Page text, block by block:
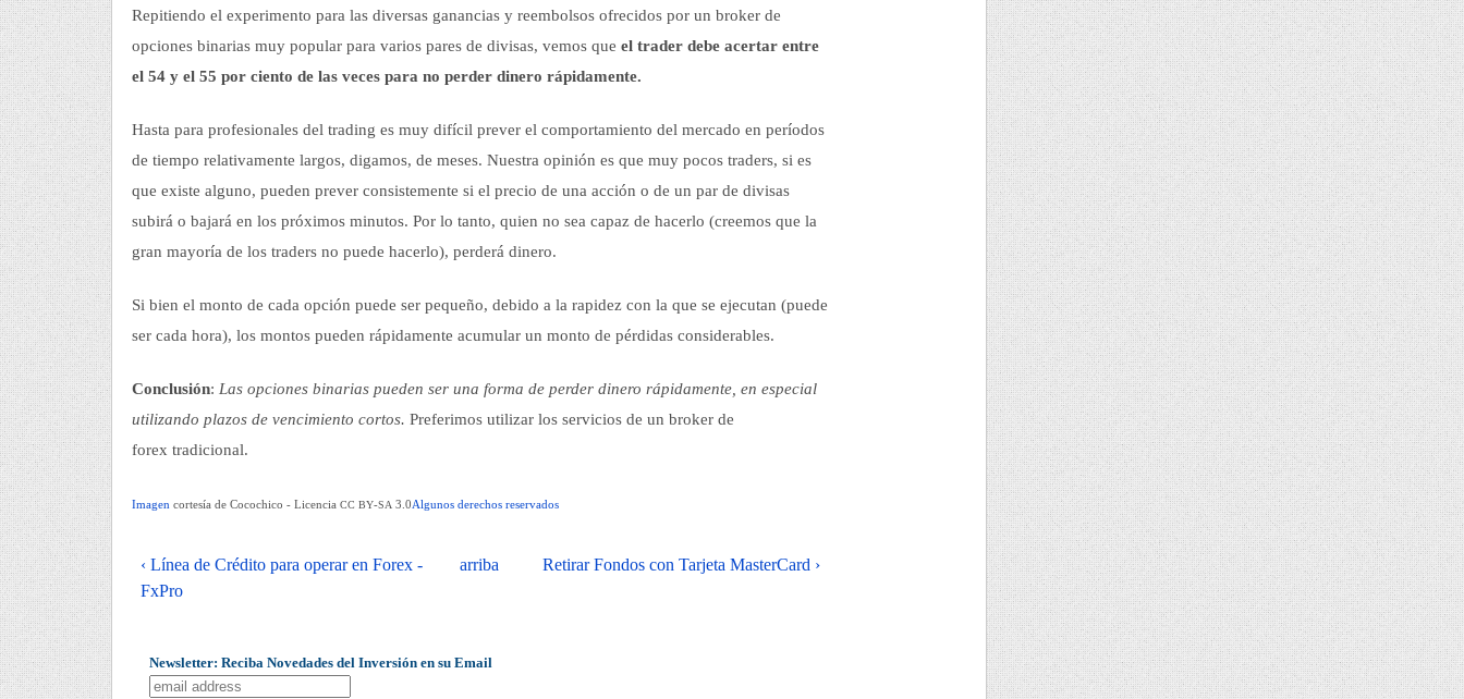
Repitiendo el experimento para las diversas ganancias y reembolsos ofrecidos por un broker de
opciones binarias muy popular para varios pares de divisas, vemos que el trader debe acertar entre
el 54 y el 55 por ciento de las veces para no perder dinero rápidamente.
Hasta para profesionales del trading es muy difícil prever el comportamiento del mercado en períodos
de tiempo relativamente largos, digamos, de meses. Nuestra opinión es que muy pocos traders, si es
que existe alguno, pueden prever consistemente si el precio de una acción o de un par de divisas
subirá o bajará en los próximos minutos. Por lo tanto, quien no sea capaz de hacerlo (creemos que la
gran mayoría de los traders no puede hacerlo), perderá dinero.
Si bien el monto de cada opción puede ser pequeño, debido a la rapidez con la que se ejecutan (puede
ser cada hora), los montos pueden rápidamente acumular un monto de pérdidas considerables.
Conclusión: Las opciones binarias pueden ser una forma de perder dinero rápidamente, en especial
utilizando plazos de vencimiento cortos. Preferimos utilizar los servicios de un broker de
forex tradicional.
Imagen cortesía de Cocochico - Licencia CC BY-SA 3.0Algunos derechos reservados
‹ Línea de Crédito para operar en Forex -
FxPro
arriba Retirar Fondos con Tarjeta MasterCard ›
Newsletter: Reciba Novedades del Inversión en su Email